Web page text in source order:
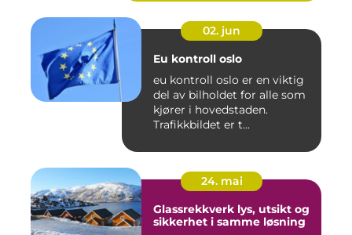
02. jun
Eu kontroll oslo
eu kontroll oslo er en viktig
del av bilholdet for alle som
kjører i hovedstaden.
Trafikkbildet er t...
24. mai
Glassrekkverk lys, utsikt og
sikkerhet i samme løsning